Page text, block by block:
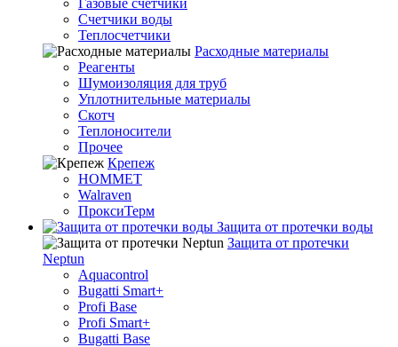
Газовые счетчики
Счетчики воды
Теплосчетчики
Расходные материалы
Реагенты
Шумоизоляция для труб
Уплотнительные материалы
Скотч
Теплоносители
Прочее
Крепеж
HOMMET
Walraven
ПроксиТерм
Защита от протечки воды
Защита от протечки
Neptun
Aquacontrol
Bugatti Smart+
Profi Base
Profi Smart+
Bugatti Base